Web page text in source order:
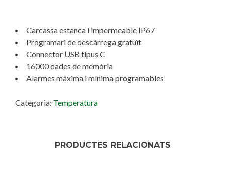
Carcassa estanca i impermeable IP67
Programari de descàrrega gratuït
Connector USB tipus C
16000 dades de memòria
Alarmes màxima i mínima programables
Categoria: Temperatura
PRODUCTES RELACIONATS